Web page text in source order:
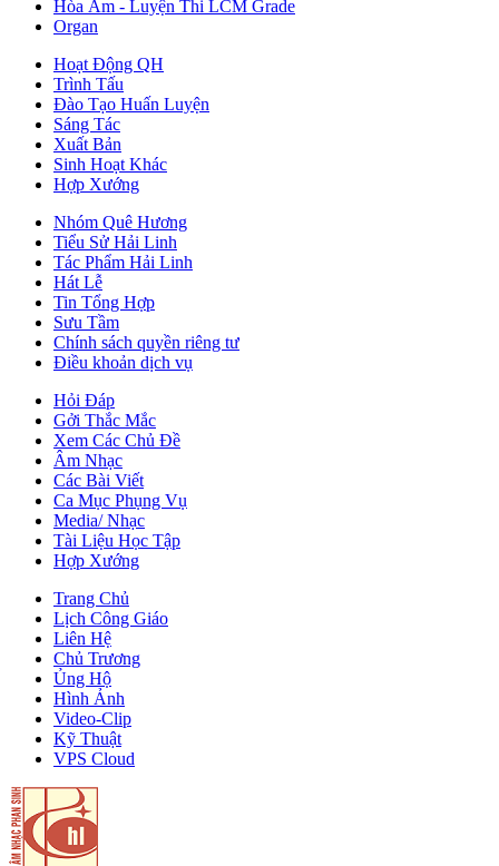
Hòa Âm - Luyện Thi LCM Grade
Organ
Hoạt Động QH
Trình Tấu
Đào Tạo Huấn Luyện
Sáng Tác
Xuất Bản
Sinh Hoạt Khác
Hợp Xướng
Nhóm Quê Hương
Tiểu Sử Hải Linh
Tác Phẩm Hải Linh
Hát Lễ
Tin Tổng Hợp
Sưu Tầm
Chính sách quyền riêng tư
Điều khoản dịch vụ
Hỏi Đáp
Gởi Thắc Mắc
Xem Các Chủ Đề
Âm Nhạc
Các Bài Viết
Ca Mục Phụng Vụ
Media/ Nhạc
Tài Liệu Học Tập
Hợp Xướng
Trang Chủ
Lịch Công Giáo
Liên Hệ
Chủ Trương
Ủng Hộ
Hình Ảnh
Video-Clip
Kỹ Thuật
VPS Cloud